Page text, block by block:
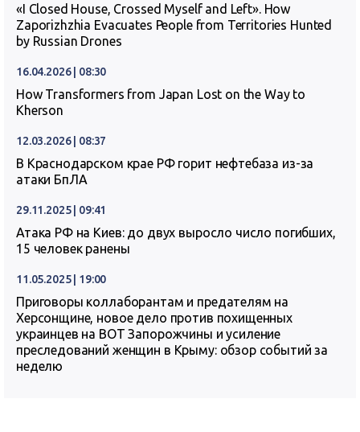
«I Closed House, Crossed Myself and Left». How
Zaporizhzhia Evacuates People from Territories Hunted
by Russian Drones
16.04.2026 | 08:30
How Transformers from Japan Lost on the Way to
Kherson
12.03.2026 | 08:37
В Краснодарском крае РФ горит нефтебаза из-за
атаки БпЛА
29.11.2025 | 09:41
Атака РФ на Киев: до двух выросло число погибших,
15 человек ранены
11.05.2025 | 19:00
Приговоры коллаборантам и предателям на
Херсонщине, новое дело против похищенных
украинцев на ВОТ Запорожчины и усиление
преследований женщин в Крыму: обзор событий за
неделю